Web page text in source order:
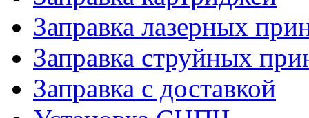
Заправка лазерных
Заправка струйных
Заправка с доставкой